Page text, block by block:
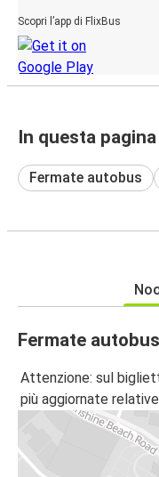
Scopri l’app di FlixBus
In questa pagina
Fermate autobus
Fermate
Attenzione: sul
più aggiornate